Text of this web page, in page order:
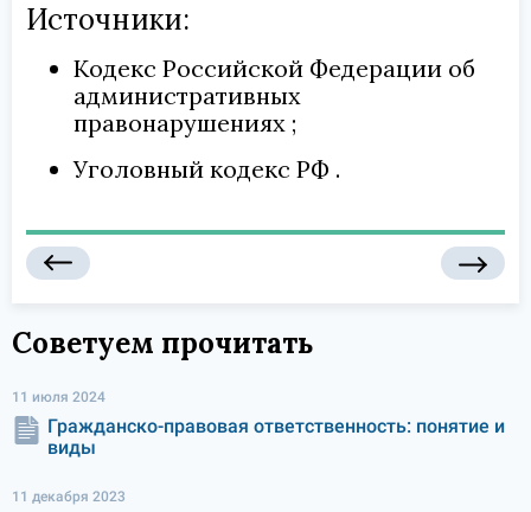
Источники:
Кодекс Российской Федерации об
административных
правонарушениях
Уголовный кодекс РФ
Советуем прочитать
11 июля 2024
Гражданско-правовая ответственность: понятие и
виды
11 декабря 2023